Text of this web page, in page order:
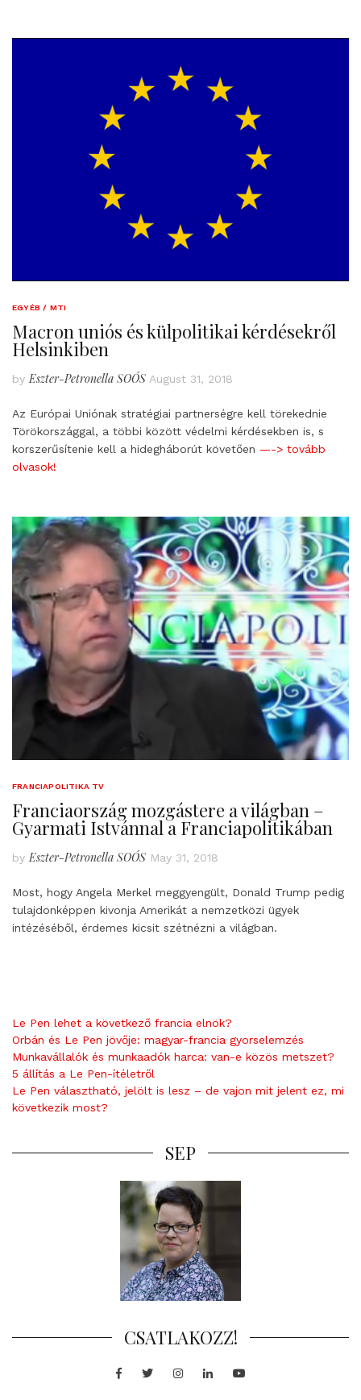
EGYÉB / MTI
Macron uniós és külpolitikai kérdésekről
Helsinkiben
by Eszter-Petronella SOÓS August 31, 2018
Az Európai Uniónak stratégiai partnerségre kell törekednie
Törökországgal, a többi között védelmi kérdésekben is, s
korszerűsítenie kell a hidegháborút követően —-> tovább
olvasok!
FRANCIAPOLITIKA TV
Franciaország mozgástere a világban –
Gyarmati Istvánnal a Franciapolitikában
by Eszter-Petronella SOÓS May 31, 2018
Most, hogy Angela Merkel meggyengült, Donald Trump pedig
tulajdonképpen kivonja Amerikát a nemzetközi ügyek
intézéséből, érdemes kicsit szétnézni a világban.
Le Pen lehet a következő francia elnök?
Orbán és Le Pen jövője: magyar-francia gyorselemzés
Munkavállalók és munkaadók harca: van-e közös metszet?
5 állítás a Le Pen-ítéletről
Le Pen választható, jelölt is lesz – de vajon mit jelent ez, mi
következik most?
SEP
CSATLAKOZZ!
Facebook
TwitterInstagram
LinkedInYoutube